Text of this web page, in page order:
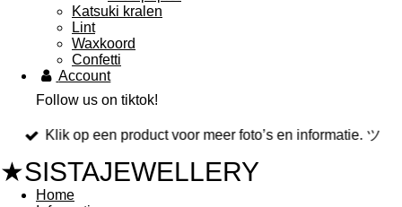
Katsuki kralen
Lint
Waxkoord
Confetti
Account
Follow us on tiktok!
Klik op een product voor meer foto’s en informatie. ツ
★SISTAJEWELLERY
Home